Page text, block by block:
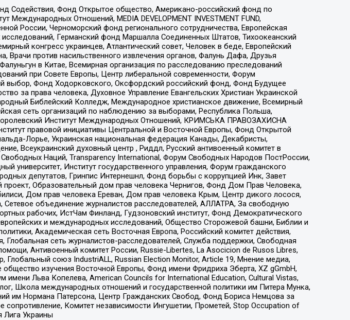
Содействия, Фонд Открытое общество, Американо-российский фонд по
Отношений, MEDIA DEVELOPMENT INVESTMENT FUND,
России, Черноморский фонд регионального сотрудничества, Европейская
Германский фонд Маршалла Соединенных Штатов, Тихоокеанский
конгресс украинцев, Атлантический совет, Человек в беде, Европейский
против насильственного извлечения органов, Фалунь Дафа, Друзья
в Китае, Всемирная организация по расследованию преследований
при Совете Европы, Центр либеральной современности, Форум
выбор, Фонд Ходорковского, Оксфордский российский фонд, Фонд Будущее
за права человека, Духовное Управление Евангельских Христиан Украинской
Библейский Колледж, Международное христианское движение, Всемирный
сеть организаций по наблюдению за выборами, Республика Польша,
Институт Международных Отношений, КРИМСЬКА ПРАВОЗАХИСНА
правовой инициативы Центральной и Восточной Европы, Фонд Открытой
Лорье, Украинская национальная федерация Канады, Декабристы,
Всеукраинский духовный центр , Риддл, Русский антивоенный комитет в
Наций, Transparеncy International, Форум Свободных Народов ПостРоссии,
университет, Институт государственного управления, Форум гражданского
депутатов, Гринпис Интернешнл, Фонд борьбы с коррупцией Инк, Завет
Образовательный дом прав человека Чернигов, Фонд Дом Прав Человека,
Дом прав человека Ереван, Дом прав человека Крым, Центр дикого лосося,
объединение журналистов расследователей, АЛЛАТРА, За свободную
рабочих, ИстЧам Финланд, Гудзоновский институт, Фонд Демократического
и международных исследований, Общество Сторожевой башни, Библии и
Академическая сеть Восточная Европа, Российский комитет действия,
сеть журналистов-расследователей, Служба поддержки, Свободная
Антивоенный комитет России, Russie-Libertes, La Asocicion de Rusos Libres,
союз IndustriALL, Russian Election Monitor, Article 19, Мнение медиа,
изучения Восточной Европы, Фонд имени Фридриха Эберта, XZ gGmbH,
Льва Копелева, American Councils for International Education, Cultural Vistas,
Школа международных отношений и государственной политики им Питера Мунка,
им Нормана Патерсона, Центр Гражданских Свобод, Фонд Бориса Немцова за
Комитет независимости Ингушетии, Прометей, Stop Occupation of
Лига Украины